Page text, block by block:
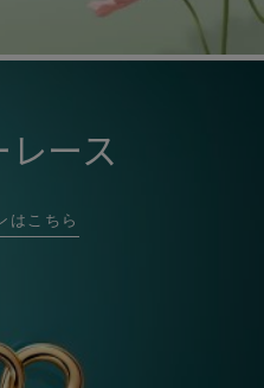
レース
はこちら